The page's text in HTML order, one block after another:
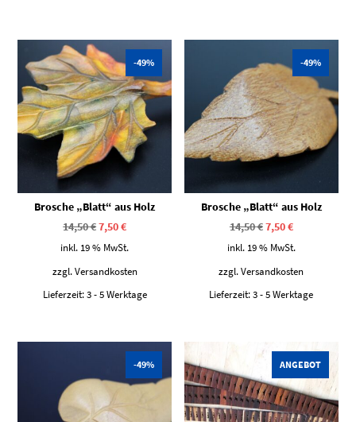
-49%
Brosche „Blatt“ aus Holz
14,50€Ursprünglicher
Preis
war:
7,50€Aktueller
ist:
inkl. 19 % MwSt.
zzgl. Versandkosten
Lieferzeit: 3 - 5 Werktage
-49%
Brosche „Blatt“ aus Holz
14,50€Ursprünglicher
Preis
war:
7,50€Aktueller
ist:
inkl. 19 % MwSt.
zzgl.Versandkosten
Lieferzeit:3 - 5 Werktage
-49% ANGEBOT